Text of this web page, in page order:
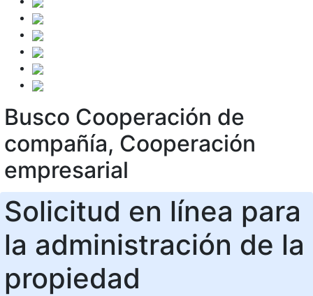
Busco Cooperación de
compañía, Cooperación
empresarial
Solicitud en línea para
la administración de la
propiedad